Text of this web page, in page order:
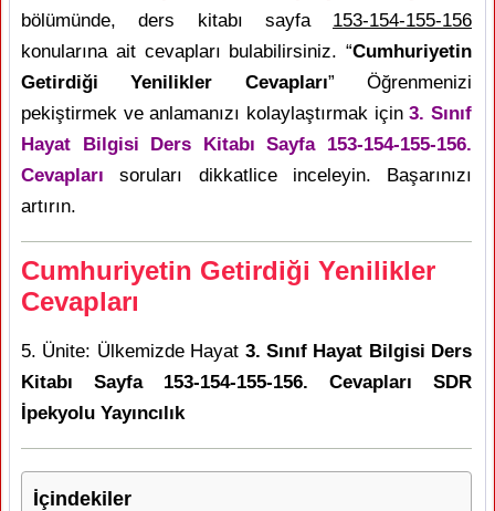
bölümünde, ders kitabı sayfa 153-154-155-156
konularına ait cevapları bulabilirsiniz. “Cumhuriyetin
Getirdiği Yenilikler Cevapları” Öğrenmenizi
pekiştirmek ve anlamanızı kolaylaştırmak için3. Sınıf
Hayat Bilgisi Ders Kitabı Sayfa 153-154-155-156.
Cevapları soruları dikkatlice inceleyin. Başarınızı
artırın.
Cumhuriyetin Getirdiği Yenilikler
Cevapları
5. Ünite: Ülkemizde Hayat 3. Sınıf Hayat Bilgisi Ders
Kitabı Sayfa 153-154-155-156. Cevapları SDR
İpekyolu Yayıncılık
İçindekiler